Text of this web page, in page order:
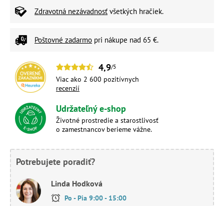
Zdravotná nezávadnosť všetkých hračiek.
Poštovné zadarmo pri nákupe nad 65 €.
4,9/5
Viac ako 2 600 pozitívnych
recenzií
Udržateľný e-shop
Životné prostredie a starostlivosť
o zamestnancov berieme vážne.
Potrebujete poradiť?
Linda Hodková
Po - Pia 9:00 - 15:00